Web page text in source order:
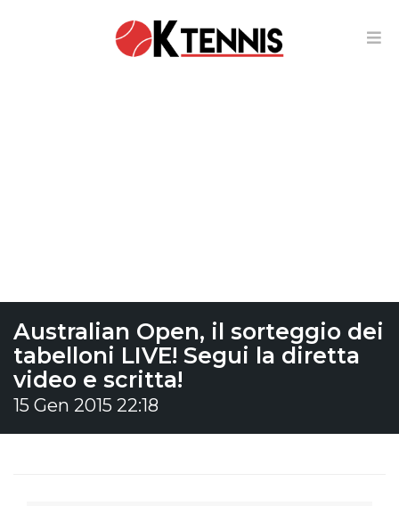
Australian Open, il sorteggio dei
tabelloni LIVE! Segui la diretta
video e scritta!
15 Gen 2015 22:18